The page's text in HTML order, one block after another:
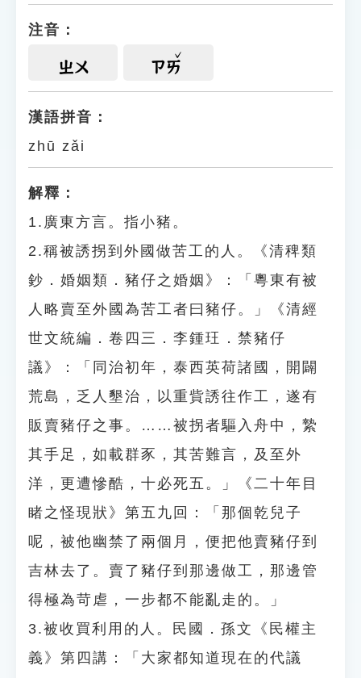
貓頭鷹博士
注音：
ㄓㄨ ㄗㄞ
漢語拼音：
zhū zǎi
解釋：
1.廣東方言。指小豬。
2.稱被誘拐到外國做苦工的人。《清稗類
鈔．婚姻類．豬仔之婚姻》：「粵東有被
人略賣至外國為苦工者曰豬仔。」《清經
世文統編．卷四三．李鍾玨．禁豬仔
議》：「同治初年，泰西英荷諸國，開闢
荒島，乏人墾治，以重貲誘往作工，遂有
販賣豬仔之事。……被拐者驅入舟中，縶
其手足，如載群豕，其苦難言，及至外
洋，更遭慘酷，十必死五。」《二十年目
睹之怪現狀》第五九回：「那個乾兒子
呢，被他幽禁了兩個月，便把他賣豬仔到
吉林去了。賣了豬仔到那邊做工，那邊管
得極為苛虐，一步都不能亂走的。」
3.被收買利用的人。民國．孫文《民權主
義》第四講：「大家都知道現在的代議